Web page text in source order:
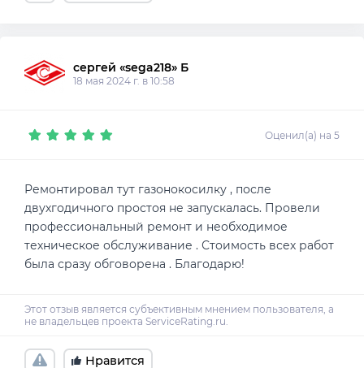
сергей «sega218» Б
18 мая 2024 г. в 10:58
Оценил(а) на 5
Ремонтировал тут газонокосилку , после
двухгодичного простоя не запускалась. Провели
профессиональный ремонт и необходимое
техническое обслуживание . Стоимость всех работ
была сразу обговорена . Благодарю!
Нравится